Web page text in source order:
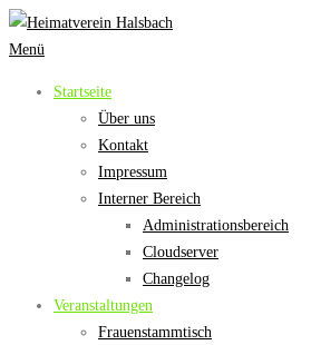
Zum
Inhalt
Menü
Startseite
Über uns
Kontakt
Impressum
Interner Bereich
Administrationsbereich
Cloudserver
Changelog
Veranstaltungen
Frauenstammtisch